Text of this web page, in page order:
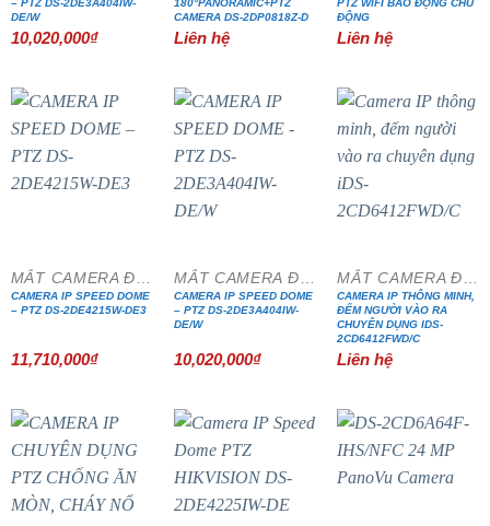
– PTZ DS-2DE3A404IW-
DE/W
10,020,000₫
180°PANORAMIC+PTZ
CAMERA DS-2DP0818Z-D
Liên hệ
PTZ WIFI BÁO ĐỘNG CHỦ
ĐỘNG
Liên hệ
CAMERA IP SPEED DOME
– PTZ DS-2DE4215W-DE3
11,710,000₫
CAMERA IP SPEED DOME
– PTZ DS-2DE3A404IW-
DE/W
10,020,000₫
CAMERA IP THÔNG MINH,
ĐẾM NGƯỜI VÀO RA
CHUYÊN DỤNG IDS-
2CD6412FWD/C
Liên hệ